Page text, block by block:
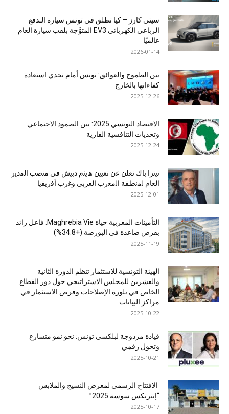
سيتي كارز – كيا تطلق في تونس سيارة الـدفع
الرباعي الكهربائي EV3 المتوَّجة بلقب سيارة العام
عالميًا
2026-01-14
بين الطموح والعوائق: تونس أمام تحدي استعادة
كفاءاتها بالخارج
2025-12-26
الاقتصاد التونسي 2025: بين الصمود الاجتماعي
وتحديات التنافسية القارية
2025-12-24
ﺗﯾﺗرا ﺑﺎك ﺗﻌﻠن ﻋن ﺗﻌﯾﯾن ھﯾﺛم دﺑﯾش ﻓﻲ ﻣﻧﺻب اﻟﻣدﯾر
اﻟﻌﺎم ﻟﻣﻧطﻘﺔ اﻟﻣﻐرب اﻟﻌرﺑﻲ وﻏرب أﻓرﯾﻘﯾﺎ
2025-12-01
التأمينات المغربية حياة Maghrebia Vie: فاعل رائد
بفرص صاعدة في البورصة (+34.8%)
2025-11-19
الهيئة التونسية للاستثمار تنظم الدورة الثانية
والعشرين للمجلس الاستراتيجي حول دور القطاع
الخاص في بلورة الإصلاحات وفرص الاستثمار في
مراكز البيانات
2025-10-22
قيادة مزدوجة لبلكسي تونس: نحو نمو متسارع
وتحول رقمي
2025-10-21
الافتتاح الرسمي لمعرض النسيج والملابس
“إنترتكس سوسة 2025”
2025-10-17